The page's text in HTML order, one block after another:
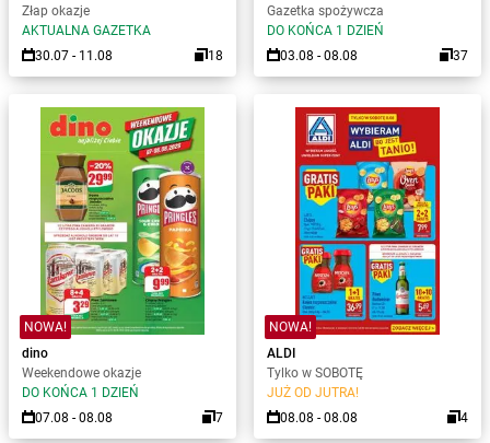
Złap okazje
AKTUALNA GAZETKA
30.07 - 11.08
18
Gazetka spożywcza
DO KOŃCA 1 DZIEŃ
03.08 - 08.08
37
NOWA!
dino
Weekendowe okazje
DO KOŃCA 1 DZIEŃ
07.08 - 08.08
7
NOWA!
ALDI
Tylko w SOBOTĘ
JUŻ OD JUTRA!
08.08 - 08.08
4